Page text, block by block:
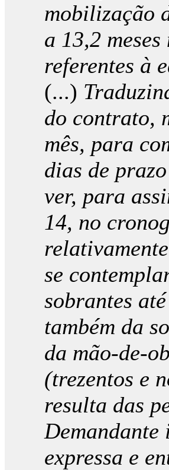
mobilização
a 13,2
referentes à
(...)
do contrato,
mês, para
dias de
ver, para
14, no
se
sobrantes
também da
da mão-de-
(trezentos e
resulta das
Demandante
expressa e